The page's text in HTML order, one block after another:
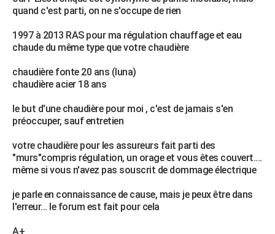
quand c'est parti, on ne s'occupe de rien
1997 à 2013 RAS pour ma régulation chauffage et eau
chaude du même type que votre chaudière
chaudière fonte 20 ans (luna)
chaudière acier 18 ans
le but d'une chaudière pour moi , c'est de jamais s'en
préoccuper, sauf entretien
votre chaudière pour les assureurs fait parti des
"murs"compris régulation, un orage et vous êtes couvert....
même si vous n'avez pas souscrit de dommage électrique
je parle en connaissance de cause, mais je peux être dans
l'erreur... le forum est fait pour cela
A+